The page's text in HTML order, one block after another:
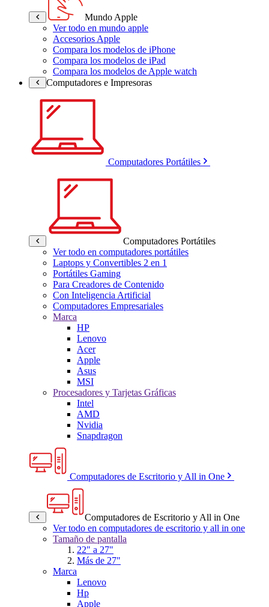
Mundo Apple
Ver todo en mundo apple
Accesorios Apple
Compara los modelos de iPhone
Compara los modelos de iPad
Compara los modelos de Apple watch
Computadores e Impresoras
Computadores Portátiles
Computadores Portátiles
Ver todo en computadores portátiles
Laptops y Convertibles 2 en 1
Portátiles Gaming
Para Creadores de Contenido
Con Inteligencia Artificial
Computadores Empresariales
Marca
HP
Lenovo
Acer
Apple
Asus
MSI
Procesadores y Tarjetas Gráficas
Intel
AMD
Nvidia
Snapdragon
Computadores de Escritorio y All in One
Computadores de Escritorio y All in One
Ver todo en computadores de escritorio y all in one
Tamaño de pantalla
22" a 27"
Más de 27"
Marca
Lenovo
Hp
Apple